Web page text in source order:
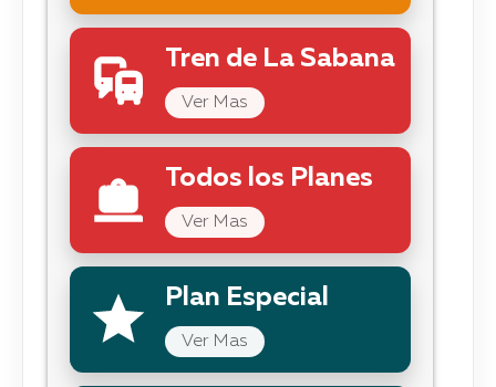
Tren de La Sabana
Ver Mas
Todos los Planes
Ver Mas
Plan Especial
Ver Mas